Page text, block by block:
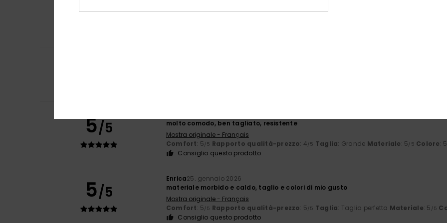
5/5
5/5
molto comodo, ben tagliato, resistente
Mostra originale - Français
Comfort: 5/5 Rapporto qualità-prezzo: 4/5 Taglia: Grande Materiale: 5/5 Colore: 5
Consiglio questo prodotto
5/5
Enrica25. gennaio 2026
materiale morbido e caldo, taglio e colori di mio gusto
Mostra originale - Français
Comfort: 5/5 Rapporto qualità-prezzo: 5/5 Taglia: Taglia perfetta Materiale: 5 /5
Consiglio questo prodotto